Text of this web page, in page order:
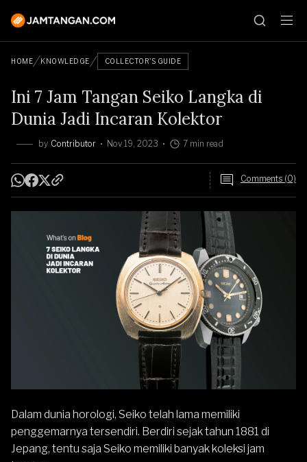
HOME KNOWLEDGE COLLECTOR'S GUIDE
Ini 7 Jam Tangan Seiko Langka di
Dunia Jadi Incaran Kolektor
by Contributor Nov 19, 2023 7 min read
Comments (0)
Dalam dunia horologi, Seiko telah lama memiliki
penggemarnya tersendiri. Berdiri sejak tahun 1881 di
Jepang, tentu saja Seiko memiliki banyak koleksi jam